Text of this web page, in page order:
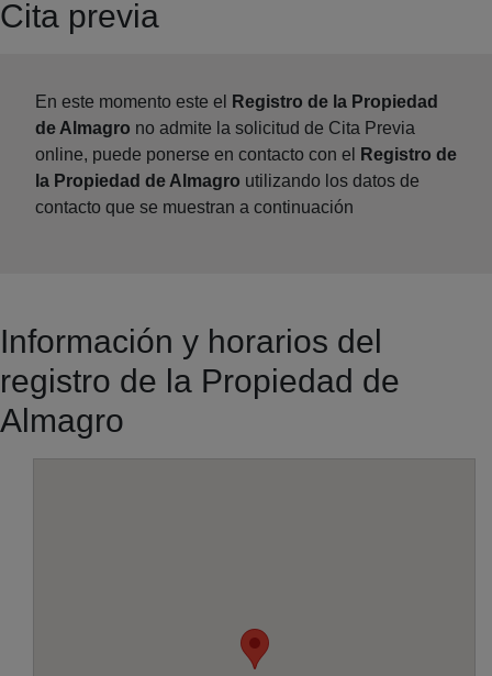
Cita previa
En este momento este el
Registro de la Propiedad
de Almagro no admite la solicitud de Cita Previa
online, puede ponerse en contacto con el
Registro de
la Propiedad de Almagro utilizando los datos de
contacto que se muestran a continuación
Información y horarios del
registro de la Propiedad de
Almagro